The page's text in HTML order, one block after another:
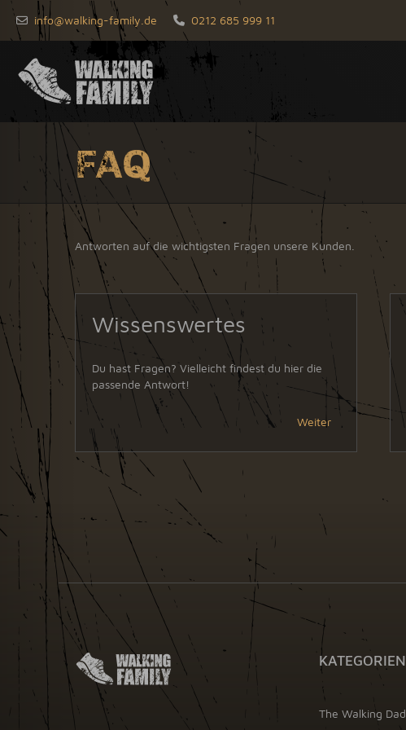
info@walking-family.de 0212 685 999 11
FAQ
Antworten auf die wichtigsten Fragen unsere Kunden.
Wissenswertes
Du hast Fragen? Vielleicht findest du hier die
passende Antwort!
Weiter
KATEGORIEN
The Walking Dad